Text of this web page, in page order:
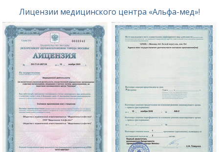
Лицензии медицинского центра «Альфа-мед»!